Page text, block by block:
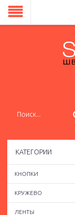
КАТЕГОРИИ
КНОПКИ
КРУЖЕВО
ЛЕНТЫ